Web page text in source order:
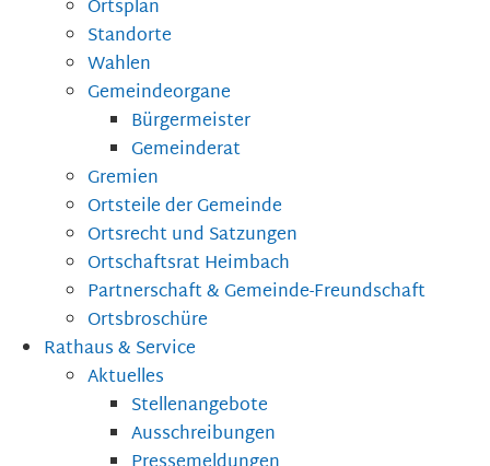
Ortsplan
Standorte
Wahlen
Gemeindeorgane
Bürgermeister
Gemeinderat
Gremien
Ortsteile der Gemeinde
Ortsrecht und Satzungen
Ortschaftsrat Heimbach
Partnerschaft & Gemeinde-Freundschaft
Ortsbroschüre
Rathaus & Service
Aktuelles
Stellenangebote
Ausschreibungen